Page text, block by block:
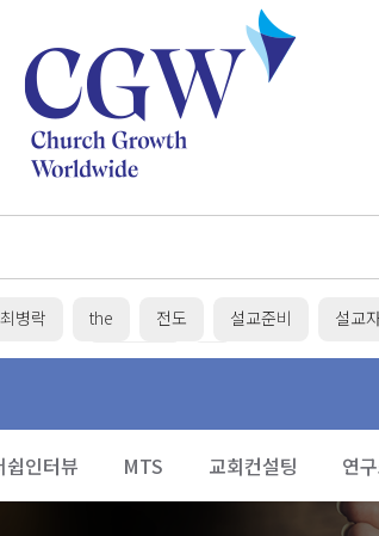
최병락 the 전도 설교준비 설교
목회준비
/
쉽인터뷰 MTS 교회컨설팅 연